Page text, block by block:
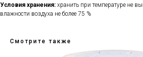
Условия хранения: хранить при температуре не
влажности воздуха не более 75 %
Смотрите также